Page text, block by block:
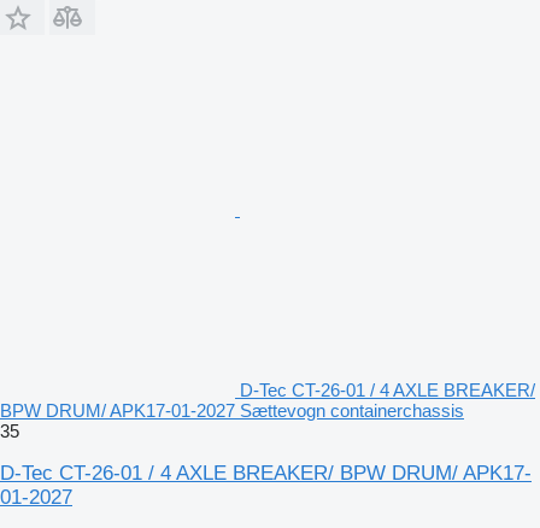
D-Tec CT-26-01 / 4 AXLE BREAKER/
BPW DRUM/ APK17-01-2027 Sættevogn containerchassis
35
D-Tec CT-26-01 / 4 AXLE BREAKER/ BPW DRUM/ APK17-
01-2027